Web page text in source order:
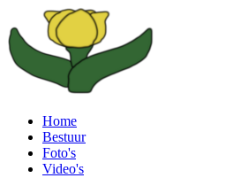
Home
Bestuur
Foto's
Video's